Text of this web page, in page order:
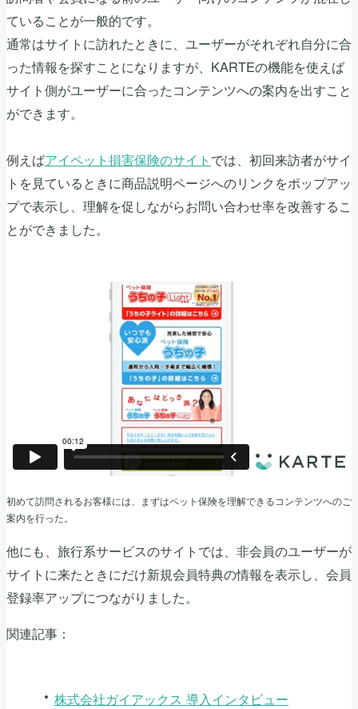
ていることが一般的です。
通常はサイトに訪れたときに、ユーザーがそれぞれ自分に合
った情報を探すことになりますが、KARTEの機能を使えば
サイト側がユーザーに合ったコンテンツへの案内を出すこと
ができます。
例えばアイペット損害保険のサイト では、初回来訪者がサイ
トを見ているときに商品説明ページへのリンクをポップアッ
プで表示し、理解を促しながらお問い合わせ率を改善するこ
とができました。
初めて訪問されるお客様には、まずはペット保険を理解できるコンテンツへのご
案内を行った。
他にも、旅行系サービスのサイトでは、非会員のユーザーが
サイトに来たときにだけ新規会員特典の情報を表示し、会員
登録率アップにつながりました。
関連記事：
株式会社ガイアックス 導入インタビュー